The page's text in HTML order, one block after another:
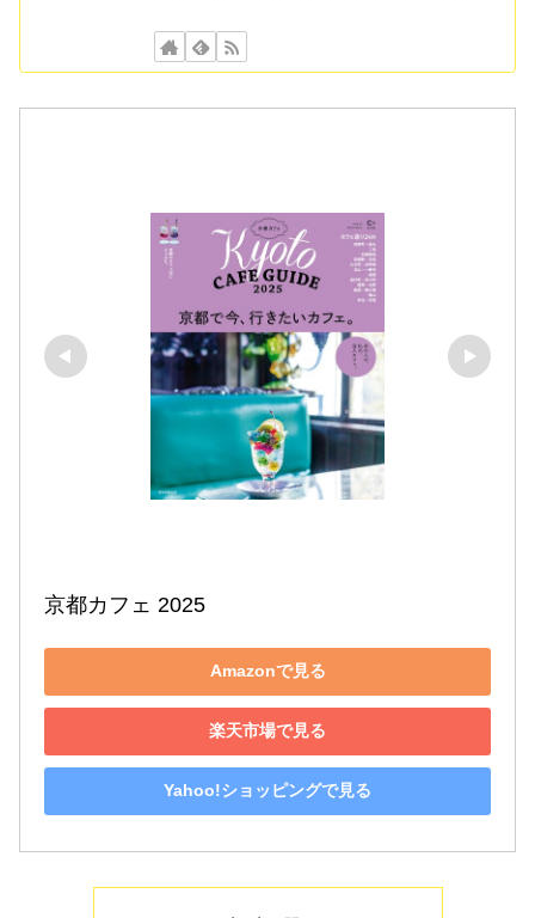
京都カフェ 2025
Amazonで見る
楽天市場で見る
Yahoo!ショッピングで見る